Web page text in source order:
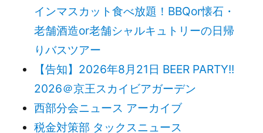
インマスカット食べ放題！BBQor懐石・
老舗酒造or老舗シャルキュトリーの日帰
りバスツアー
【告知】2026年8月21日 BEER PARTY!!
2026＠京王スカイビアガーデン
西部分会ニュース アーカイブ
税金対策部 タックスニュース